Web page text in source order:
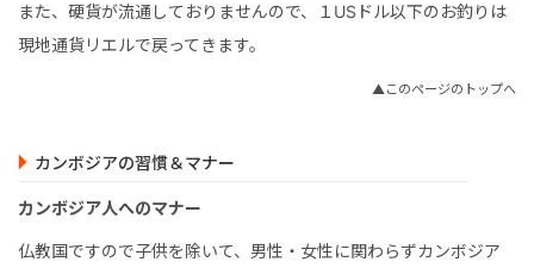
また、硬貨が流通しておりませんので、１USドル以下のお釣りは
現地通貨リエルで戻ってきます。
▲このページのトップへ
カンボジアの習慣＆マナー
カンボジア人へのマナー
仏教国ですので子供を除いて、男性・女性に関わらずカンボジア